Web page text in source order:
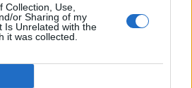
Collection, Use,
or Sharing of my
Is Unrelated with the
it was collected.